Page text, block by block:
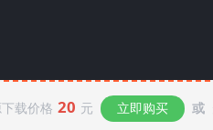
载价格 20 元 立即购买 或